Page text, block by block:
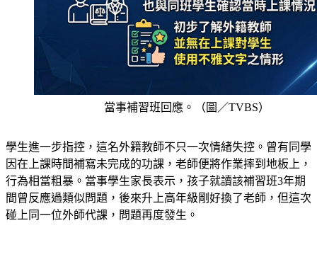
當事補習班回應。（圖／TVBS）
學生進一步指控，這名外籍教師不只一次情緒失控。曾有同學
因在上課時間補寫未完成的功課，老師便將作業摔到地板上，
行為相當粗暴。當事學生家長表示，孩子就讀該補習班3年期
間曾反應過類似問題，後來升上高年級剛好換了老師，但這次
碰上同一位外師代課，問題再度發生。